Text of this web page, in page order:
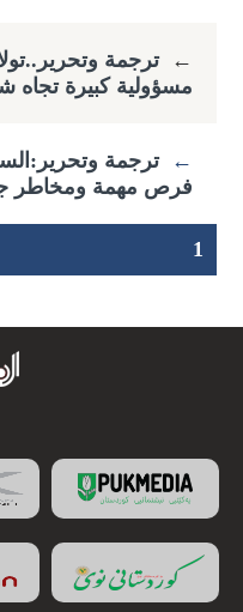
← ترجمة
مسؤولية كبيرة تجاه
← ترجمة
فرص مهمة ومخاطر
1